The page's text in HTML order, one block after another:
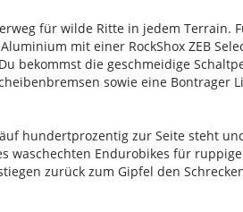
für wilde Ritte in jedem Terrain.
mit einer RockShox ZEB
bekommst die geschmeidige
sowie eine Bontrager
hundertprozentig zur Seite steht
waschechten Endurobikes für
zurück zum Gipfel den